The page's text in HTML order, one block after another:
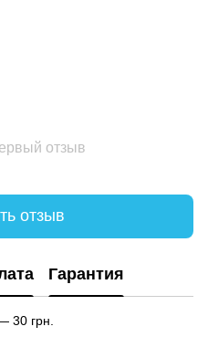
отзыв
отзыв
Гарантия
30 грн.